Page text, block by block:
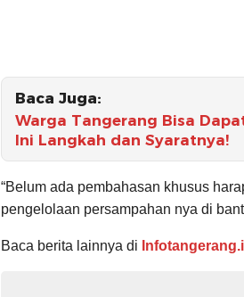
Baca Juga:
Warga Tangerang Bisa
Ini Langkah dan Syaratnya!
“Belum ada pembahasan khusus
pengelolaan persampahan nya di
Baca berita lainnya di